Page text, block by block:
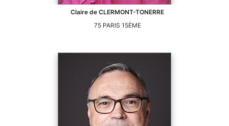
Claire de CLERMONT-TONERRE
75 PARIS 15ÈME